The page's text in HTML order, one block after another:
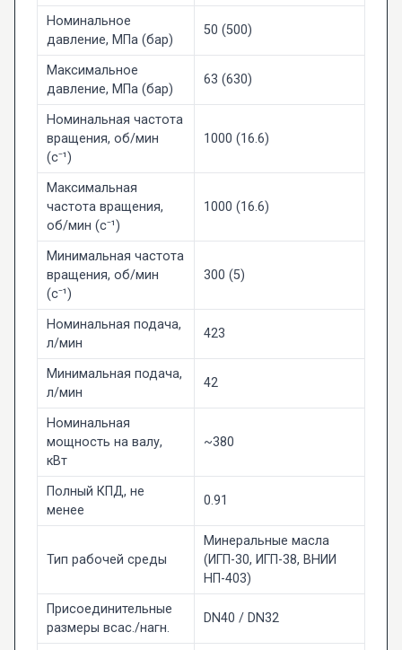
Номинальное
давление, МПа (бар)
50 (500)
Максимальное
давление, МПа (бар)
63 (630)
Номинальная частота
вращения, об/мин
(с⁻¹)
1000 (16.6)
Максимальная
частота вращения,
об/мин (с⁻¹)
1000 (16.6)
Минимальная частота
вращения, об/мин
(с⁻¹)
300 (5)
Номинальная подача,
л/мин
423
Минимальная подача,
л/мин
42
Номинальная
мощность на валу,
кВт
~380
Полный КПД, не
менее
0.91
Тип рабочей среды
Минеральные масла
(ИГП-30, ИГП-38, ВНИИ
НП-403)
Присоединительные
размеры всас./нагн.
DN40 / DN32